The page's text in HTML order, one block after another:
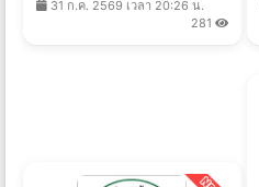
18,150 บาท ตั้งแต่วันที่ 10 - 18
31 ก.ค. 2569 เวลา 20:26 น.
281